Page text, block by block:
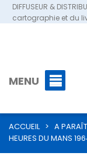
DIFFUSEUR &
cartographie et du
MENU
ACCUEIL > A
HEURES DU MANS